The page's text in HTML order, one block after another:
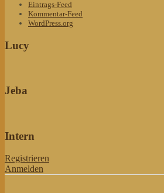
Eintrags-Feed
Kommentar-Feed
WordPress.org
Lucy
Jeba
Intern
Registrieren
Anmelden